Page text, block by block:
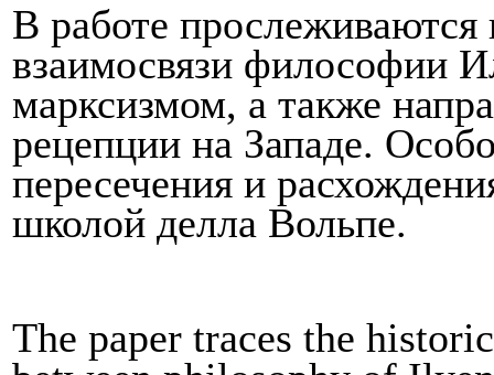
В работе прослеживаются
взаимосвязи философии
марксизмом, а также
рецепции на Западе.
пересечения и
школой делла Вольпе.
The paper traces the